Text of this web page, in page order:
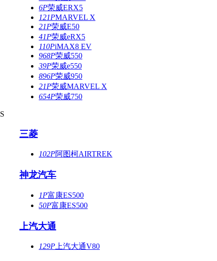
6P荣威ERX5
121PMARVEL X
21P荣威E50
41P荣威eRX5
110PiMAX8 EV
968P荣威550
39P荣威e550
896P荣威950
21P荣威MARVEL X
654P荣威750
S
三菱
102P阿图柯AIRTREK
神龙汽车
1P富康ES500
50P富康ES500
上汽大通
129P 上汽大通V80